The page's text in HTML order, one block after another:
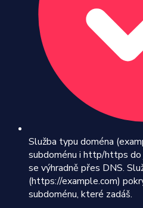
Služba typu doména
subdoménu i http/https do
se výhradně přes DNS.
(https://example.com)
subdoménu, které zadáš.